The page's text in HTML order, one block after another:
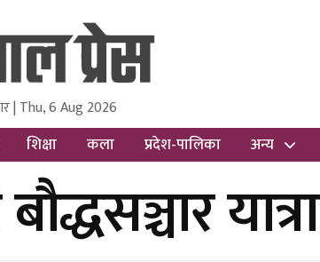
Research Pvt Ltd.
| Thu, 6 Aug 2026
शिक्षा कला प्रदेश-पालिका अन्य
यात्रा